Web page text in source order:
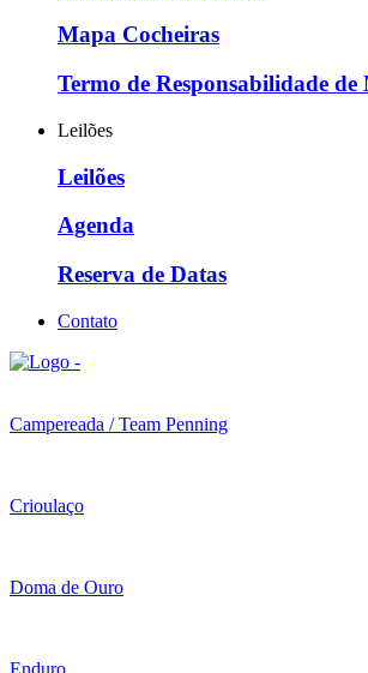
Mapa Cocheiras
Termo de Responsabilidade de
Leilões
Leilões
Agenda
Reserva de Datas
Contato
Campereada / Team Penning
Crioulaço
Doma de Ouro
Enduro